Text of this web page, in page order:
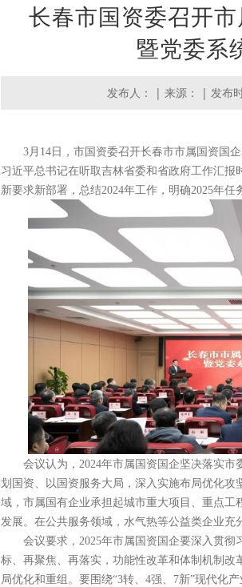
长春市国资委召开
暨党委系
发布人： | 来源： | 发布
3月14日，市国资委召开长春市市属国资国企
习近平总书记在听取吉林省委和省政府工作汇
新要求新部署，总结2024年工作，明确2025年
会议认为，2024年市属国资国企坚决落实市
划国资、以国资服务大局，深入实施布局优化
域，市属国有企业承担起城市重大项目、重点
发展。在公共服务领域，水气热等公益类企业充
会议要求，2025年市属国资国企要深入贯彻
标、再聚焦、再落实，功能性改革和体制机制
局优化和重组。要围绕“3转、4强、7新”现代化